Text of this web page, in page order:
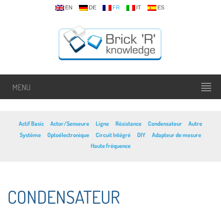
EN DE FR IT ES
MENU
Actif Basic Actor/Senseure Ligne Rèsistance Condensateur
Autre
Système
Optoélectronique Circuit Intégré DIY
Adapteur de mesure
Haute fréquence
CONDENSATEUR